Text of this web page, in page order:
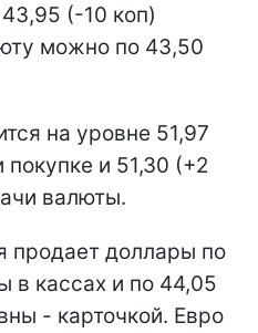
(-10 коп)
можно по 43,50
на уровне 51,97
покупке и 51,30 (+2
валюты.
продает доллары по
в кассах и по 44,05
- карточкой. Евро